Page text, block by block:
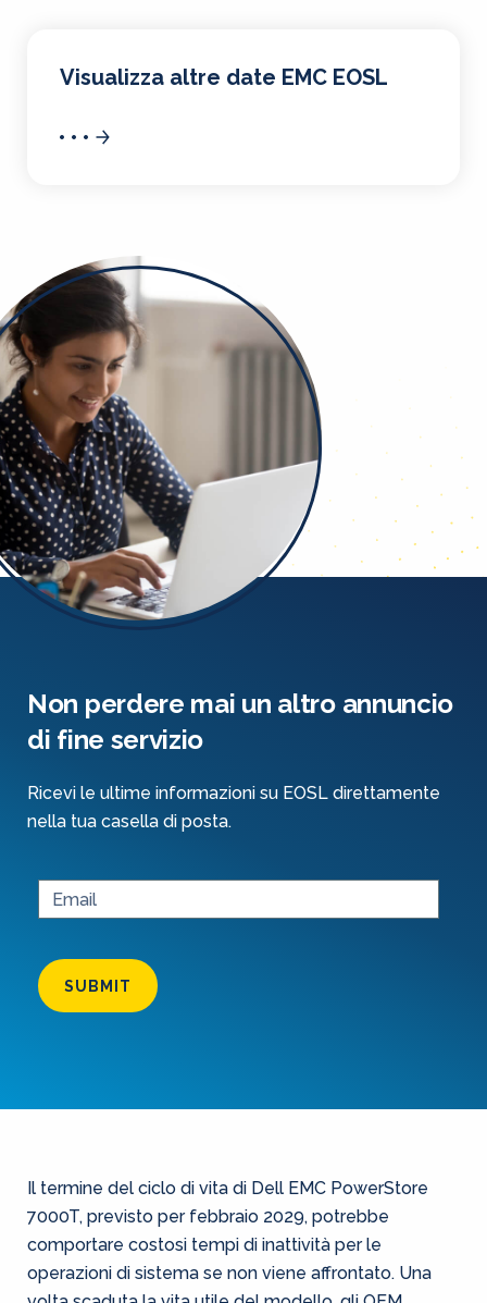
Visualizza altre date EMC EOSL
Non perdere mai un altro annuncio
di fine servizio
Ricevi le ultime informazioni su EOSL direttamente
nella tua casella di posta.
SUBMIT
Il termine del ciclo di vita di Dell EMC PowerStore
7000T, previsto per febbraio 2029, potrebbe
comportare costosi tempi di inattività per le
operazioni di sistema se non viene affrontato. Una